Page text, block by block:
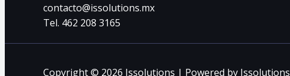
contacto@issolutions.mx
Tel. 462 208 3165
Copyright © 2026 Issolutions | Powered by Issolutions